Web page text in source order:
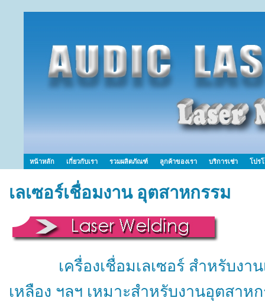
หน้าหลัก เกี่ยวกับเรา รวมผลิตภัณฑ์ ลูกค้าของเรา บริการเช่า โปร
เลเซอร์เชื่อมงาน อุตสาหกรรม
เครื่องเชื่อมเลเซอร์ สำหรับงานเ
เหลือง ฯลฯ เหมาะสำหรับงานอุตสาห